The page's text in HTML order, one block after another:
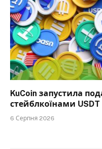
KuCoin запустила
стейблкоїнами USDT
6 Серпня 2026